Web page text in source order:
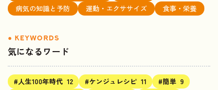
病気の知識と予防
運動・エクササイズ 食事・栄養
気になるワード
#人生100年時代 12 #ケンジュレシピ 11 #簡単 9